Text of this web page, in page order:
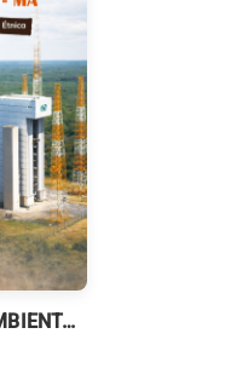
CONFLITO SOCIOAMBIENTAL EM ALCÂNTARA – MA